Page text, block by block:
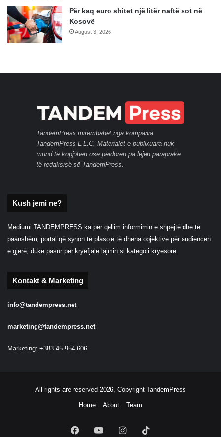
Për kaq euro shitet një litër naftë sot në
Kosovë
August 3, 2026
TandemPress mirëmbahet nga kompania
TandemPress L.L.C. Materialet e publikuara nuk
mund të kopjohen ose përdoren pa lejen paraprake
të redaksisë së TandemPress.
Kush jemi ne?
Mediumi TANDEMPRESS ka për qëllim informimin e shpejtë dhe të
paanshëm, portal që synon të plasojë të dhëna objektive për audiencën
e gjerë, duke pasur për kryefjalë lajmin si kategori kryesore.
Kontakt & Marketing
info@tandempress.net
marketing@tandempress.net
Marketing: +383 45 954 606
All rights are reserved 2026, Copyright TandemPress
Home About Team
FacebookYouTubeInstagram